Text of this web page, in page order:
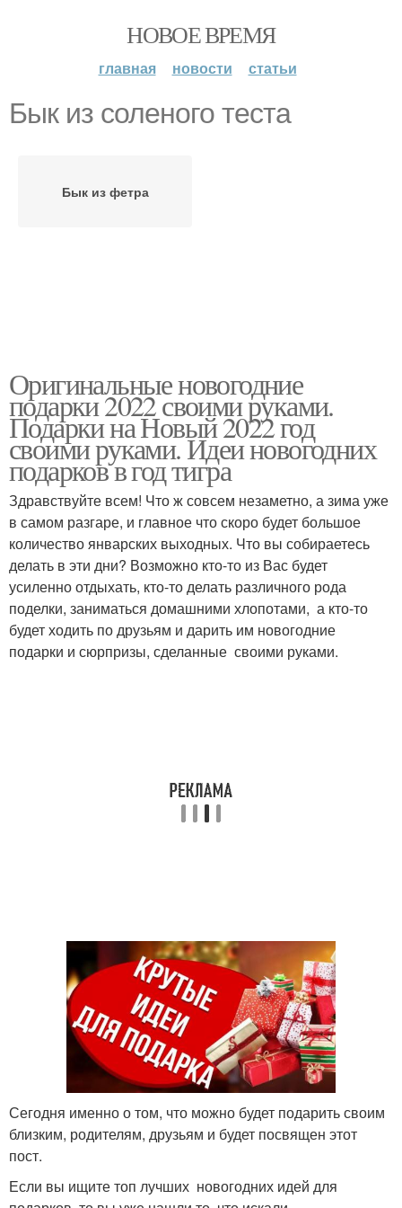
НОВОЕ ВРЕМЯ
главная новости статьи
Бык из соленого теста
Бык из фетра
Оригинальные новогодние
подарки 2022 своими руками.
Подарки на Новый 2022 год
своими руками. Идеи новогодних
подарков в год тигра
Здравствуйте всем! Что ж совсем незаметно, а зима уже
в самом разгаре, и главное что скоро будет большое
количество январских выходных. Что вы собираетесь
делать в эти дни? Возможно кто-то из Вас будет
усиленно отдыхать, кто-то делать различного рода
поделки, заниматься домашними хлопотами, а кто-то
будет ходить по друзьям и дарить им новогодние
подарки и сюрпризы, сделанные своими руками.
Сегодня именно о том, что можно будет подарить своим
близким, родителям, друзьям и будет посвящен этот
пост.
Если вы ищите топ лучших новогодних идей для